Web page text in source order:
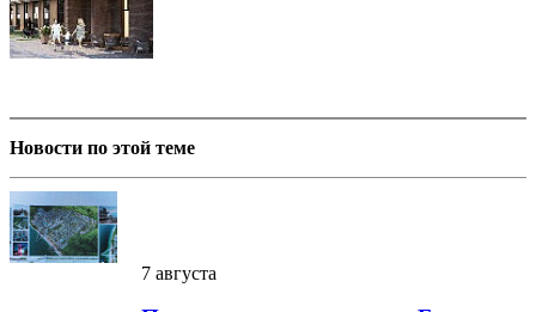
Новости по этой теме
7 августа